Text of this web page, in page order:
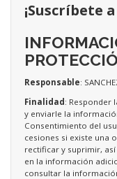
¡Suscríbete
Responsable:
Finalidad : Responder
y enviarle la
Consentimiento del
cesiones si existe una
rectificar y suprimir,
en la información
consultar la